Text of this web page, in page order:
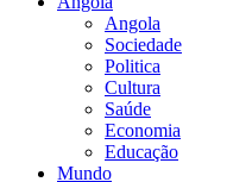
Angola
Sociedade
Politica
Cultura
Saúde
Economia
Educação
Mundo